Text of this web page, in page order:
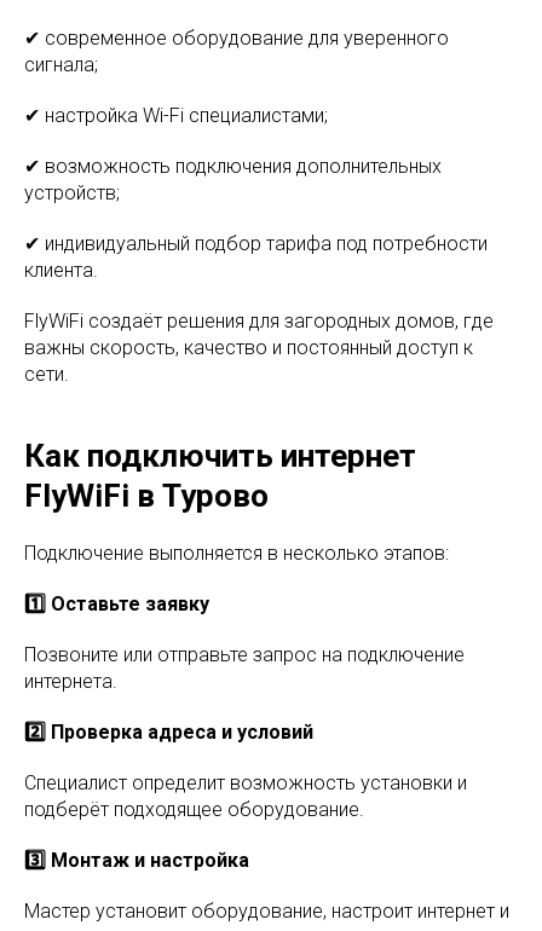
✔ современное оборудование для уверенного
сигнала;
✔ настройка Wi-Fi специалистами;
✔ возможность подключения дополнительных
устройств;
✔ индивидуальный подбор тарифа под потребности
клиента.
FlyWiFi создаёт решения для загородных домов, где
важны скорость, качество и постоянный доступ к
сети.
Как подключить интернет
FlyWiFi в Турово
Подключение выполняется в несколько этапов:
1️⃣ Оставьте заявку
Позвоните или отправьте запрос на подключение
интернета.
2️⃣ Проверка адреса и условий
Специалист определит возможность установки и
подберёт подходящее оборудование.
3️⃣ Монтаж и настройка
Мастер установит оборудование, настроит интернет и